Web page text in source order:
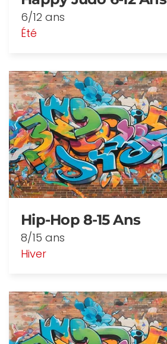
6/12 ans
Été
Hip-Hop 8-15 Ans
8/15 ans
Hiver